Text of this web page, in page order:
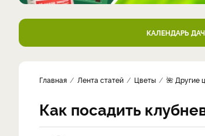
КАЛЕНДАРЬ
Главная Лента статей Цветы 🌺 Другие
Как посадить